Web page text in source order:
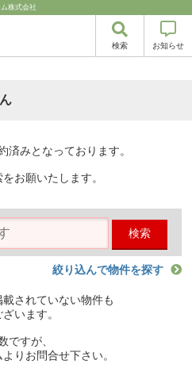
株式会社
検索 お知らせ
済みとなっております。
お願いたします。
検索
絞り込んで物件を探す
されていない物件も
います。
ですが、
りお問合せ下さい。